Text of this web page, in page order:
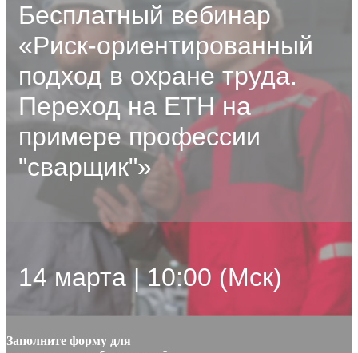
Бесплатный вебинар
«Риск-ориентированный
подход в охране труда.
Переход на ЕТН на
примере профессии
"сварщик"»
14 марта | 10:00 (Мск)
Заполните форму для